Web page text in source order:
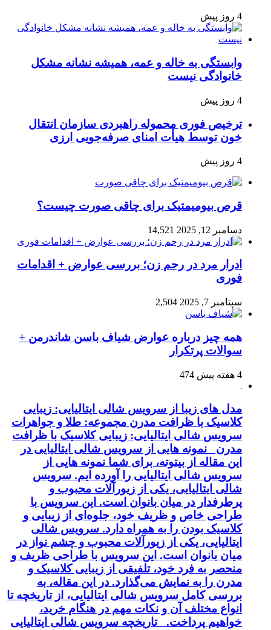
4 روز پیش
وابستگی به خاله و عمه، همیشه نشانه مشکل
خانوادگی نیست
4 روز پیش
ترخیص فوری محموله راهبردی سازمان انتقال
خون توسط هیأت امنای صرفه‌جویی ارزی
4 روز پیش
قرص بیومیمتیک برای چاقی صورت چیست؟
دسامبر 12, 2025 14,521
ادرار مرد در رحم زن؛ بررسی عوارض + اقدامات
فوری
سپتامبر 7, 2025 2,504
همه چیز درباره عوارض شیاف باسن شاندرمن +
سوالات پرتکرار
4 هفته پیش 474
مدل های زیبا از سرویس شالی ایتالیایی: زیبایی
کلاسیک با ظرافت مدرن مجموعه: طلا و جواهرات
سرویس شالی ایتالیایی: زیبایی کلاسیک با ظرافت
مدرن نمونه هایی از سرویس شالی ایتالیایی در
این مقاله از بیتوته، برای شما نمونه هایی از
سرویس شالی ایتالیایی را آورده ایم. سرویس
شالی ایتالیایی، یکی از زیورآلات محبوب و
پرطرفدار در میان بانوان است. این سرویس با
طراحی خاص و ظریف خود، جلوه‌ای از زیبایی و
کلاسیک بودن را به همراه دارد. سرویس شالی
ایتالیایی، یکی از زیورآلات محبوب و چشم نواز در
میان بانوان است. این سرویس با طراحی ظریف و
منحصر به فرد خود، تلفیقی از زیبایی کلاسیک و
مدرن را به نمایش می‌گذارد. در این مقاله، به
بررسی کامل سرویس شالی ایتالیایی، از تاریخچه تا
انواع مختلف آن و نکات مهم در هنگام خرید،
خواهیم پرداخت. تاریخچه سرویس شالی ایتالیایی